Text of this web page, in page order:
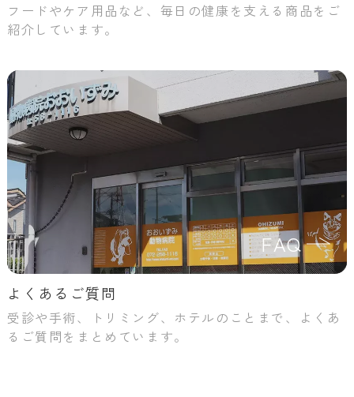
フードやケア用品など、毎日の健康を支える商品をご
紹介しています。
FAQ
よくあるご質問
受診や手術、トリミング、ホテルのことまで、よくあ
るご質問をまとめています。